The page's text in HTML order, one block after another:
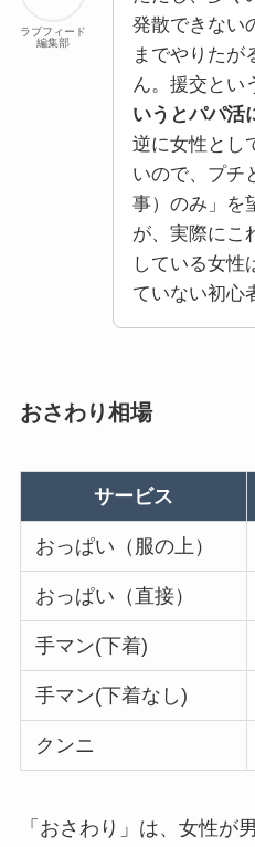
ラブフィード
編集部
発散できない
までやりたが
ん。援交とい
いうとパパ活
逆に女性とし
いので、プチ
事）のみ」を
が、実際にこ
している女性
ていない初心
おさわり相場
サービス
おっぱい（服の上）
おっぱい（直接）
手マン(下着)
手マン(下着なし)
クンニ
「おさわり」は、女性が